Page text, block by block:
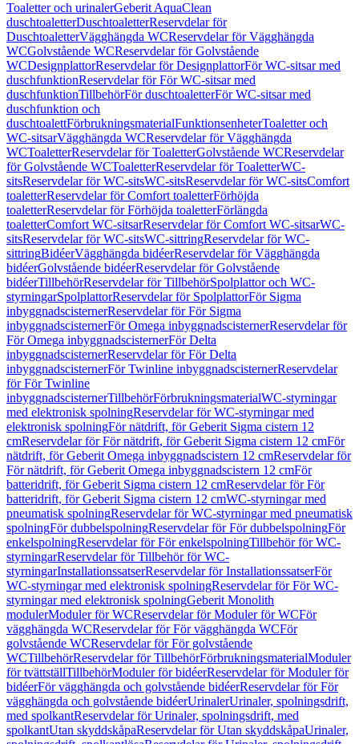
Toaletter och urinalerGeberit AquaClean
duschtoaletterDuschtoaletterReservdelar för
DuschtoaletterVägghängda WCReservdelar för Vägghängda
WCGolvstående WCReservdelar för Golvstående
WCDesignplattorReservdelar för DesignplattorFör WC-sitsar med
duschfunktionReservdelar för För WC-sitsar med
duschfunktionTillbehörFör duschtoaletterFör WC-sitsar med
duschfunktion och
duschtoalettFörbrukningsmaterialFunktionsenheterToaletter och
WC-sitsarVägghängda WCReservdelar för Vägghängda
WCToaletterReservdelar för ToaletterGolvstående WCReservdelar
för Golvstående WCToaletterReservdelar för ToaletterWC-
sitsReservdelar för WC-sitsWC-sitsReservdelar för WC-sitsComfort
toaletterReservdelar för Comfort toaletterFörhöjda
toaletterReservdelar för Förhöjda toaletterFörlängda
toaletterComfort WC-sitsarReservdelar för Comfort WC-sitsarWC-
sitsReservdelar för WC-sitsWC-sittringReservdelar för WC-
sittringBidéerVägghängda bidéerReservdelar för Vägghängda
bidéerGolvstående bidéerReservdelar för Golvstående
bidéerTillbehörReservdelar för TillbehörSpolplattor och WC-
styrningarSpolplattorReservdelar för SpolplattorFör Sigma
inbyggnadscisternerReservdelar för För Sigma
inbyggnadscisternerFör Omega inbyggnadscisternerReservdelar för
För Omega inbyggnadscisternerFör Delta
inbyggnadscisternerReservdelar för För Delta
inbyggnadscisternerFör Twinline inbyggnadscisternerReservdelar
för För Twinline
inbyggnadscisternerTillbehörFörbrukningsmaterialWC-styrningar
med elektronisk spolningReservdelar för WC-styrningar med
elektronisk spolningFör nätdrift, för Geberit Sigma cistern 12
cmReservdelar för För nätdrift, för Geberit Sigma cistern 12 cmFör
nätdrift, för Geberit Omega inbyggnadscistern 12 cmReservdelar för
För nätdrift, för Geberit Omega inbyggnadscistern 12 cmFör
batteridrift, för Geberit Sigma cistern 12 cmReservdelar för För
batteridrift, för Geberit Sigma cistern 12 cmWC-styrningar med
pneumatisk spolningReservdelar för WC-styrningar med pneumatisk
spolningFör dubbelspolningReservdelar för För dubbelspolningFör
enkelspolningReservdelar för För enkelspolningTillbehör för WC-
styrningarReservdelar för Tillbehör för WC-
styrningarInstallationssatserReservdelar för InstallationssatserFör
WC-styrningar med elektronisk spolningReservdelar för För WC-
styrningar med elektronisk spolningGeberit Monolith
modulerModuler för WCReservdelar för Moduler för WCFör
vägghängda WCReservdelar för För vägghängda WCFör
golvstående WCReservdelar för För golvstående
WCTillbehörReservdelar för TillbehörFörbrukningsmaterialModuler
för tvättställTillbehörModuler för bidéerReservdelar för Moduler för
bidéerFör vägghängda och golvstående bidéerReservdelar för För
vägghängda och golvstående bidéerUrinalerUrinaler, spolningsdrift,
med spolkantReservdelar för Urinaler, spolningsdrift, med
spolkantUtan skyddskåpaReservdelar för Utan skyddskåpaUrinaler,